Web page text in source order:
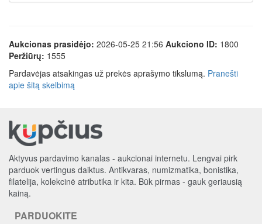
Aukcionas prasidėjo: 2026-05-25 21:56 Aukciono ID: 1800
Peržiūrų: 1555
Pardavėjas atsakingas už prekės aprašymo tikslumą. Pranešti
apie šitą skelbimą
Aktyvus pardavimo kanalas - aukcionai internetu. Lengvai pirk
parduok vertingus daiktus. Antikvaras, numizmatika, bonistika,
filatelija, kolekcinė atributika ir kita. Būk pirmas - gauk geriausią
kainą.
PARDUOKITE